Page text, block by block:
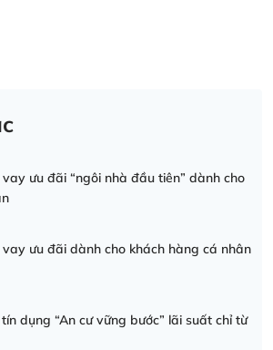
ưu đãi “ngôi nhà đầu tiên” dành cho
ưu đãi dành cho khách hàng cá nhân
dụng “An cư vững bước” lãi suất chỉ từ